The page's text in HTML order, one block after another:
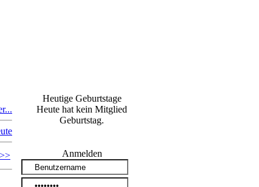
Heutige Geburtstage
Heute hat kein Mitglied
Geburtstag.
Anmelden